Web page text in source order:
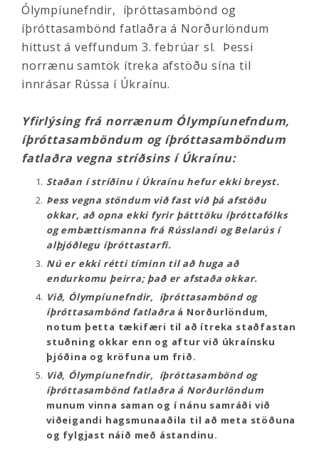
Ólympíunefndir, íþróttasambönd og
íþróttasambönd fatlaðra á Norðurlöndum
hittust á veffundum 3. febrúar sl. Þessi
norrænu samtök ítreka afstöðu sína til
innrásar Rússa í Úkraínu.
Yfirlýsing frá norrænum Ólympíunefndum,
íþróttasamböndum og íþróttasamböndum
fatlaðra vegna stríðsins í Úkraínu:
Staðan í stríðinu í Úkraínu hefur ekki breyst.
Þess vegna stöndum við fast við þá afstöðu
okkar, að opna ekki fyrir þátttöku íþróttafólks
og embættismanna frá Rússlandi og Belarús í
alþjóðlegu íþróttastarfi.
Nú er ekki rétti tíminn til að huga að
endurkomu þeirra; það er afstaða okkar.
Við, Ólympíunefndir, íþróttasambönd og
íþróttasambönd fatlaðra á Norðurlöndum,
notum þetta tækifæri til að ítreka staðfastan
stuðning okkar enn og aftur við úkraínsku
þjóðina og kröfuna um frið.
Við, Ólympíunefndir, íþróttasambönd og
íþróttasambönd fatlaðra á Norðurlöndum
munum vinna saman og í nánu samráði við
viðeigandi hagsmunaaðila til að meta stöðuna
og fylgjast náið með ástandinu.